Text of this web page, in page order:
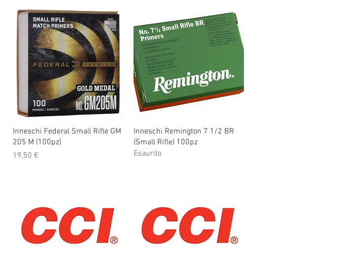
Vista rapida
Inneschi Federal Small Rifle GM
205 M (100pz)
Prezzo
19,50 €
Vista rapida
Inneschi Remington 7 1/2 BR
(Small Rifle) 100pz
Esaurito